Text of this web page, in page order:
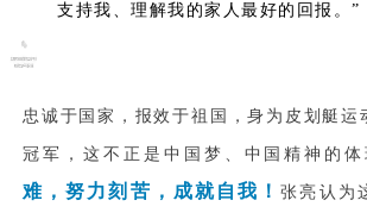
支持我、理解我的家人最好的回报。”
忠诚于国家，报效于祖国，身为皮划艇运
冠军，这不正是中国梦、中国精神的
难，努力刻苦，成就自我！张亮认为